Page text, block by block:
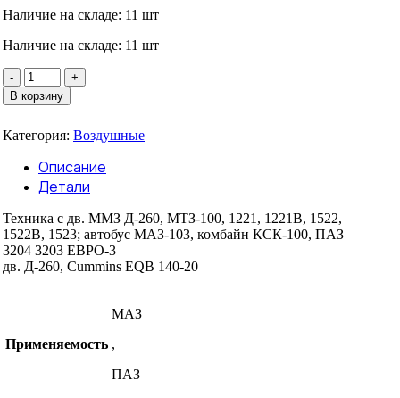
Наличие на складе: 11 шт
Наличие на складе: 11 шт
Количество
товара
Элемент
фильтра
SP(260-
1109300)
2х,дв.ММЗ,ПАЗ,МАЗ
В корзину
Категория: Воздушные
Описание
Детали
Техника с дв. ММЗ Д-260, МТЗ-100, 1221, 1221В, 1522,
1522В, 1523; автобус МАЗ-103, комбайн КСК-100, ПАЗ
3204 3203 ЕВРО-3
дв. Д-260, Cummins EQB 140-20
Применяемость
МАЗ
,
ПАЗ